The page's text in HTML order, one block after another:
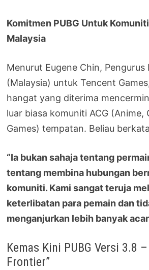
Komitmen PUBG Untuk
Malaysia
Menurut Eugene Chin, Pengurus
(Malaysia) untuk Tencent
hangat yang diterima
luar biasa komuniti ACG (Anime,
Games) tempatan. Beliau
“Ia bukan sahaja tentang
tentang membina hubungan
komuniti. Kami sangat teruja
keterlibatan para pemain dan
menganjurkan lebih banyak
Kemas Kini PUBG Versi 3.8
Frontier”